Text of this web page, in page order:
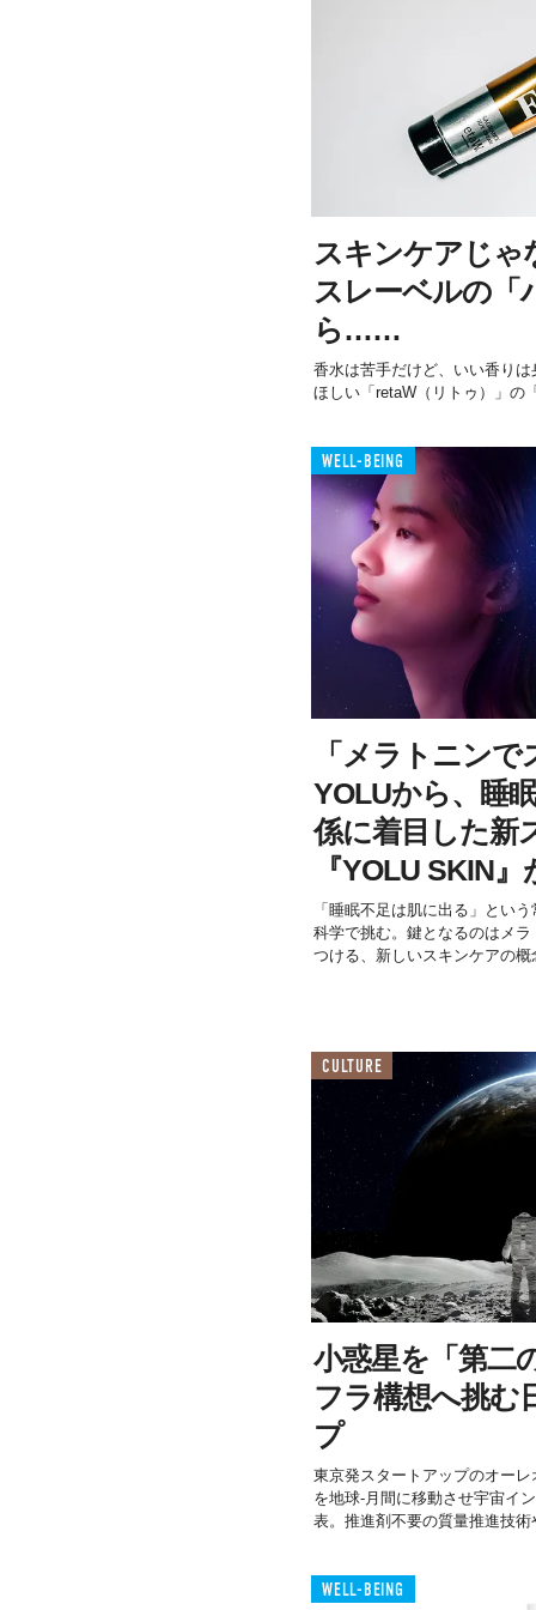
スキンケアじゃ
スレーベルの「
ら……
香水は苦手だけど、いい香り
ほしい「retaW（リトゥ）」の
WELL-BEING
「メラトニン
YOLUから、睡
係に着目した新
『YOLU SKIN
「睡眠不足は肌に出る」とい
科学で挑む。鍵となるのはメ
つける、新しいスキンケアの概
CULTURE
小惑星を「第二
フラ構想へ挑む
プ
東京発スタートアップのオー
を地球-月間に移動させ宇宙イ
表。推進剤不要の質量推進技術
WELL-BEING